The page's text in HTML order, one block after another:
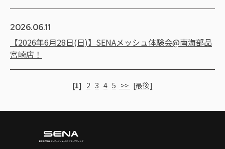
2026.06.11
【2026年6月28日(日)】SENAメッシュ体験会@南海部品
宮崎店！
[1] 2 3 4 5 >> [最後]